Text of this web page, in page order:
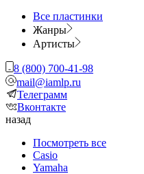
Все пластинки
Жанры
Артисты
8 (800) 700-41-98
mail@iamlp.ru
Телеграмм
Вконтакте
назад
Посмотреть все
Casio
Yamaha